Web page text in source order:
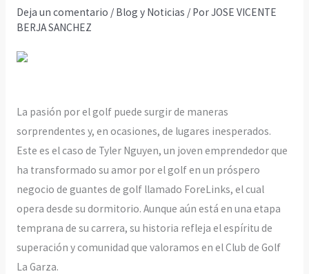
Deja un comentario / Blog y Noticias / PorJOSE VICENTE
BERJA SANCHEZ
La pasión por el golf puede surgir de maneras
sorprendentes y, en ocasiones, de lugares inesperados.
Este es el caso de Tyler Nguyen, un joven emprendedor que
ha transformado su amor por el golf en un próspero
negocio de guantes de golf llamado ForeLinks, el cual
opera desde su dormitorio. Aunque aún está en una etapa
temprana de su carrera, su historia refleja el espíritu de
superación y comunidad que valoramos en el Club de Golf
La Garza.